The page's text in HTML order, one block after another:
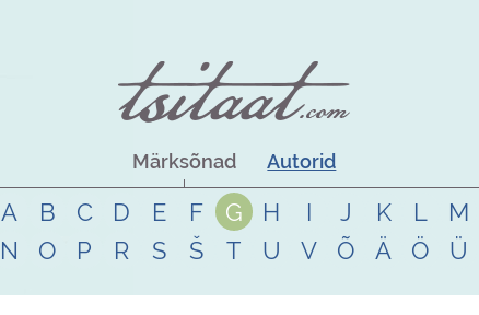
Märksõnad Autorid
A B C D E F G H I J K L
M
N
O P R S Š T U V Õ Ä Ö Ü